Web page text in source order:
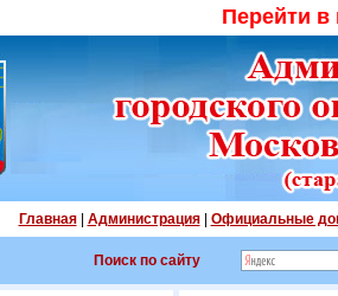
Перейти
Главная| Администрация| Официальные
Поиск по сайту